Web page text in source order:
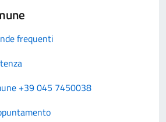
frequenti
+39 045 7450038